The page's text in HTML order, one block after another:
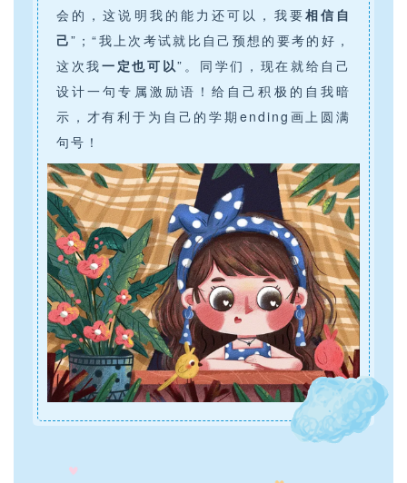
会的，这说明我的能力还可以，我要相信自
己”；“我上次考试就比自己预想的要考的好，
这次我一定也可以”。同学们，现在就给自己
设计一句专属激励语！给自己积极的自我暗
示，才有利于为自己的学期ending画上圆满
句号！